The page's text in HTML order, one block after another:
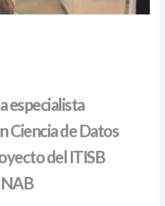
especialista
Ciencia de Datos
del ITISB